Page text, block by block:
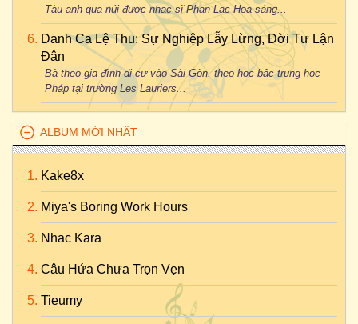
Tàu anh qua núi được nhạc sĩ Phan Lạc Hoa sáng...
Danh Ca Lệ Thu: Sự Nghiệp Lẫy Lừng, Đời Tư Lận
Đận
Bà theo gia đình di cư vào Sài Gòn, theo học bậc trung học
Pháp tại trường Les Lauriers...
ALBUM MỚI NHẤT
Kake8x
Miya's Boring Work Hours
Nhac Kara
Câu Hứa Chưa Trọn Vẹn
Tieumy